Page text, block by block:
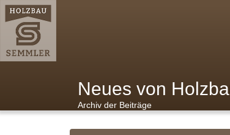
Neues von
Archiv der Beiträge